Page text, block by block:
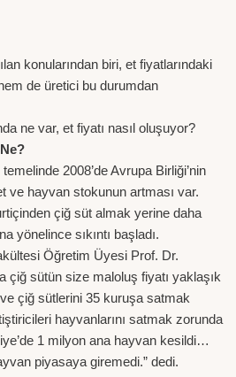
konularından biri, et fiyatlarındaki
de üretici bu durumdan
ne var, et fiyatı nasıl oluşuyor?
2008’de Avrupa Birliği’nin
ve hayvan stokunun artması var.
çiğ süt almak yerine daha
yönelince sıkıntı başladı.
Öğretim Üyesi Prof. Dr.
çiğ sütün size maloluş fiyatı yaklaşık
çiğ sütlerini 35 kuruşa satmak
hayvanlarını satmak zorunda
1 milyon ana hayvan kesildi…
piyasaya giremedi.” dedi.